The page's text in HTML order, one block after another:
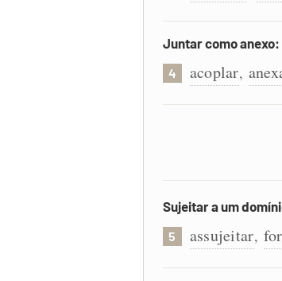
Juntar como anexo:
4 acoplar,
Sujeitar a um
5 assujeitar,